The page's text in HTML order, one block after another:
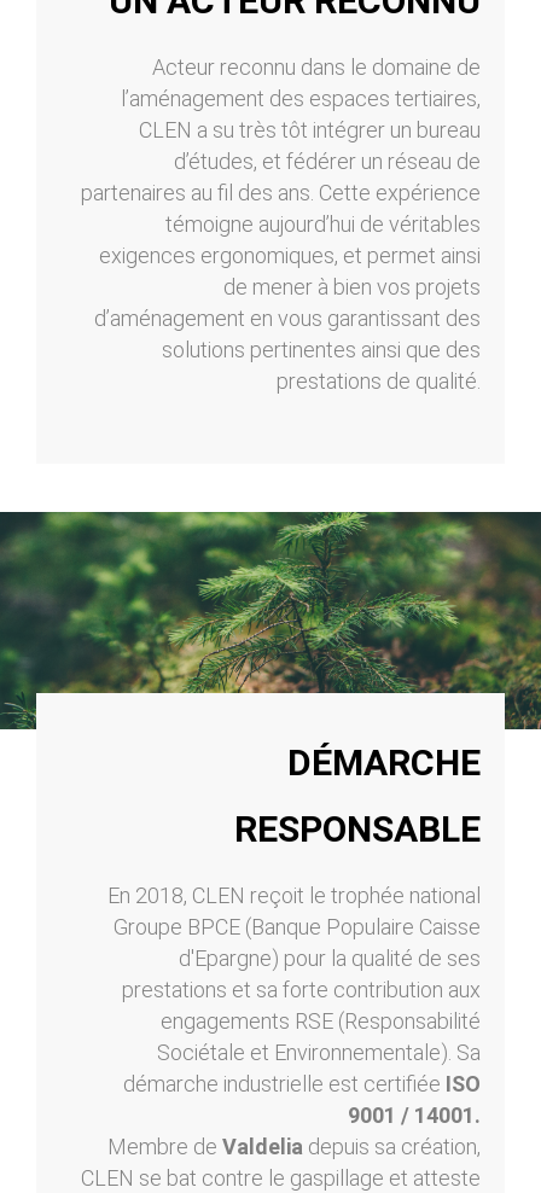
Acteur reconnu dans le domaine de
l’aménagement des espaces tertiaires,
CLEN a su très tôt intégrer un bureau
d’études, et fédérer un réseau de
partenaires au fil des ans. Cette expérience
témoigne aujourd’hui de véritables
exigences ergonomiques, et permet ainsi
de mener à bien vos projets
d’aménagement en vous garantissant des
solutions pertinentes ainsi que des
prestations de qualité.
DÉMARCHE
RESPONSABLE
En 2018, CLEN reçoit le trophée national
Groupe BPCE (Banque Populaire Caisse
d'Epargne) pour la qualité de ses
prestations et sa forte contribution aux
engagements RSE (Responsabilité
Sociétale et Environnementale). Sa
démarche industrielle est certifiée ISO
9001 / 14001.
Membre de Valdelia depuis sa création,
CLEN se bat contre le gaspillage et atteste